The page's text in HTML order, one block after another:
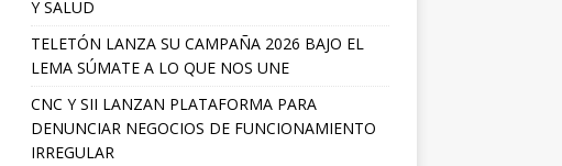
Y SALUD
TELETÓN LANZA SU CAMPAÑA 2026 BAJO EL
LEMA SÚMATE A LO QUE NOS UNE
CNC Y SII LANZAN PLATAFORMA PARA
DENUNCIAR NEGOCIOS DE FUNCIONAMIENTO
IRREGULAR